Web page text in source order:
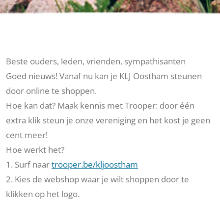
Beste ouders, leden, vrienden, sympathisanten
Goed nieuws! Vanaf nu kan je KLJ Oostham steunen
door online te shoppen.
Hoe kan dat? Maak kennis met Trooper: door één
extra klik steun je onze vereniging en het kost je geen
cent meer!
Hoe werkt het?
1. Surf naartrooper.be/kljoostham
2. Kies de webshop waar je wilt shoppen door te
klikken op het logo.